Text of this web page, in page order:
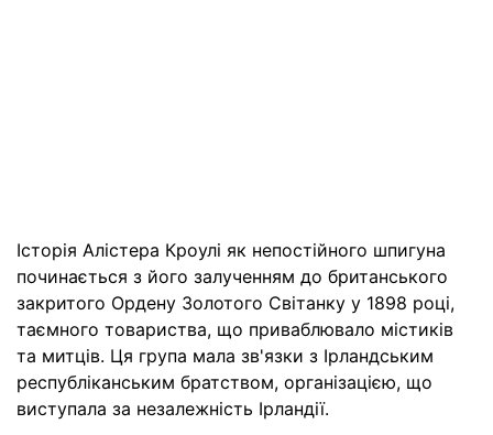
Історія Алістера Кроулі як непостійного шпигуна
починається з його залученням до британського
закритого Ордену Золотого Світанку у 1898 році,
таємного товариства, що приваблювало містиків
та митців. Ця група мала зв'язки з Ірландським
республіканським братством, організацією, що
виступала за незалежність Ірландії.